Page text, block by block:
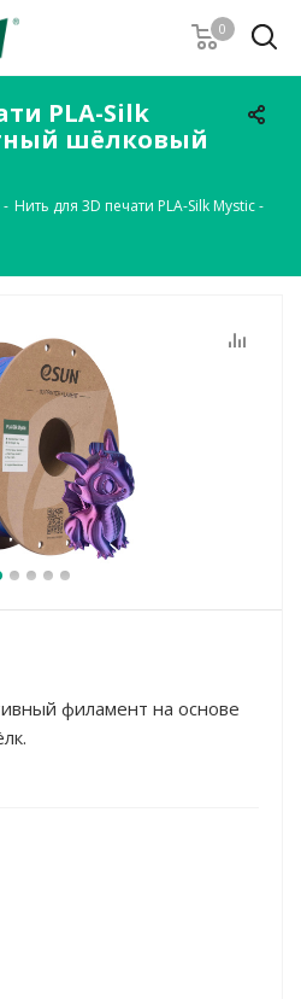
0
PLA-Silk
шёлковый
- Нить для 3D печати PLA-Silk Mystic -
филамент на основе